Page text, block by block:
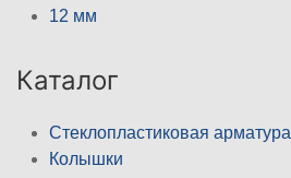
12 мм
Каталог
Стеклопластиковая арматура
Колышки